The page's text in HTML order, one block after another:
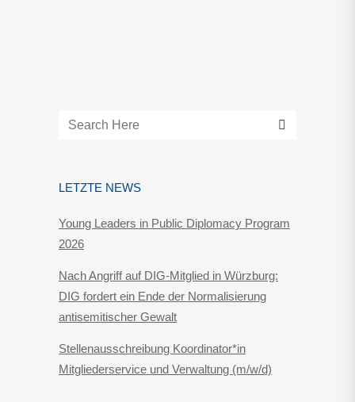
LETZTE NEWS
Young Leaders in Public Diplomacy Program
2026
Nach Angriff auf DIG-Mitglied in Würzburg:
DIG fordert ein Ende der Normalisierung
antisemitischer Gewalt
Stellenausschreibung Koordinator*in
Mitgliederservice und Verwaltung (m/w/d)